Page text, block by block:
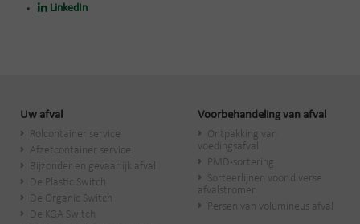
LinkedIn
Uw afval
Rolcontainer service
Afzetcontainer service
Bijzonder en gevaarlijk afval
De Plastic Switch
De Organic Switch
De KGA Switch
Voorbehandeling van afval
Ontpakking van
voedingsafval
PMD-sortering
Sorteerlijnen voor diverse
afvalstromen
Persen van volumineus afval